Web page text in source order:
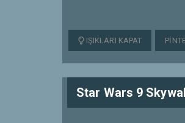
IŞIKLARI KAPAT
Star Wars 9